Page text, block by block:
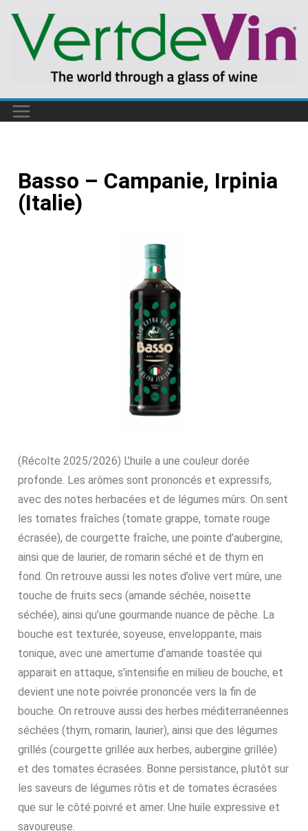
Basso – Campanie, Irpinia
(Italie)
(Récolte 2025/2026) L’huile a une couleur dorée
profonde. Les arômes sont prononcés et expressifs,
avec des notes herbacées et de légumes mûrs. On sent
les tomates fraîches (tomate grappe, tomate rouge
écrasée), de courgette fraîche, une pointe d’aubergine,
ainsi que de laurier, de romarin séché et de thym en
fond. On retrouve aussi les notes d’olive vert mûre, une
touche de fruits secs (amande séchée, noisette
séchée), ainsi qu’une gourmande nuance de pêche. La
bouche est texturée, soyeuse, enveloppante, mais
tonique, avec une amertume d’amande toastée qui
apparait en attaque, s’intensifie en milieu de bouche, et
devient une note poivrée prononcée vers la fin de
bouche. On retrouve aussi des herbes méditerranéennes
séchées (thym, romarin, laurier), ainsi que des légumes
grillés (courgette grillée aux herbes, aubergine grillée)
et des tomates écrasées. Bonne persistance, plutôt sur
les saveurs de légumes rôtis et de tomates écrasées
que sur le côté poivré et amer. Une huile expressive et
savoureuse.